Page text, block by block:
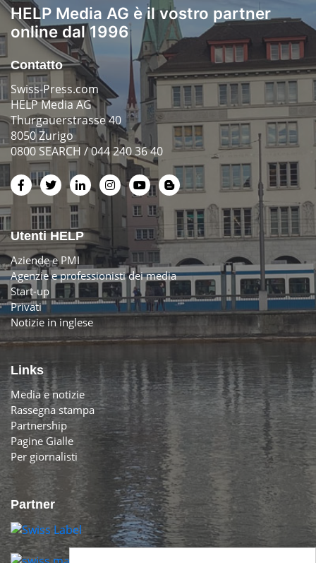
HELP Media AG è il vostro partner
online dal 1996
Contatto
Swiss-Press.com
HELP Media AG
Thurgauerstrasse 40
8050 Zurigo
0800 SEARCH / 044 240 36 40
Utenti HELP
Aziende e PMI
Agenzie e professionisti dei media
Start-up
Privati
Notizie in inglese
Links
Media e notizie
Rassegna stampa
Partnership
Pagine Gialle
Per giornalisti
Partner